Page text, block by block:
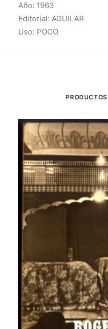
Año: 1963
Editorial: AGUILAR
Uso: POCO